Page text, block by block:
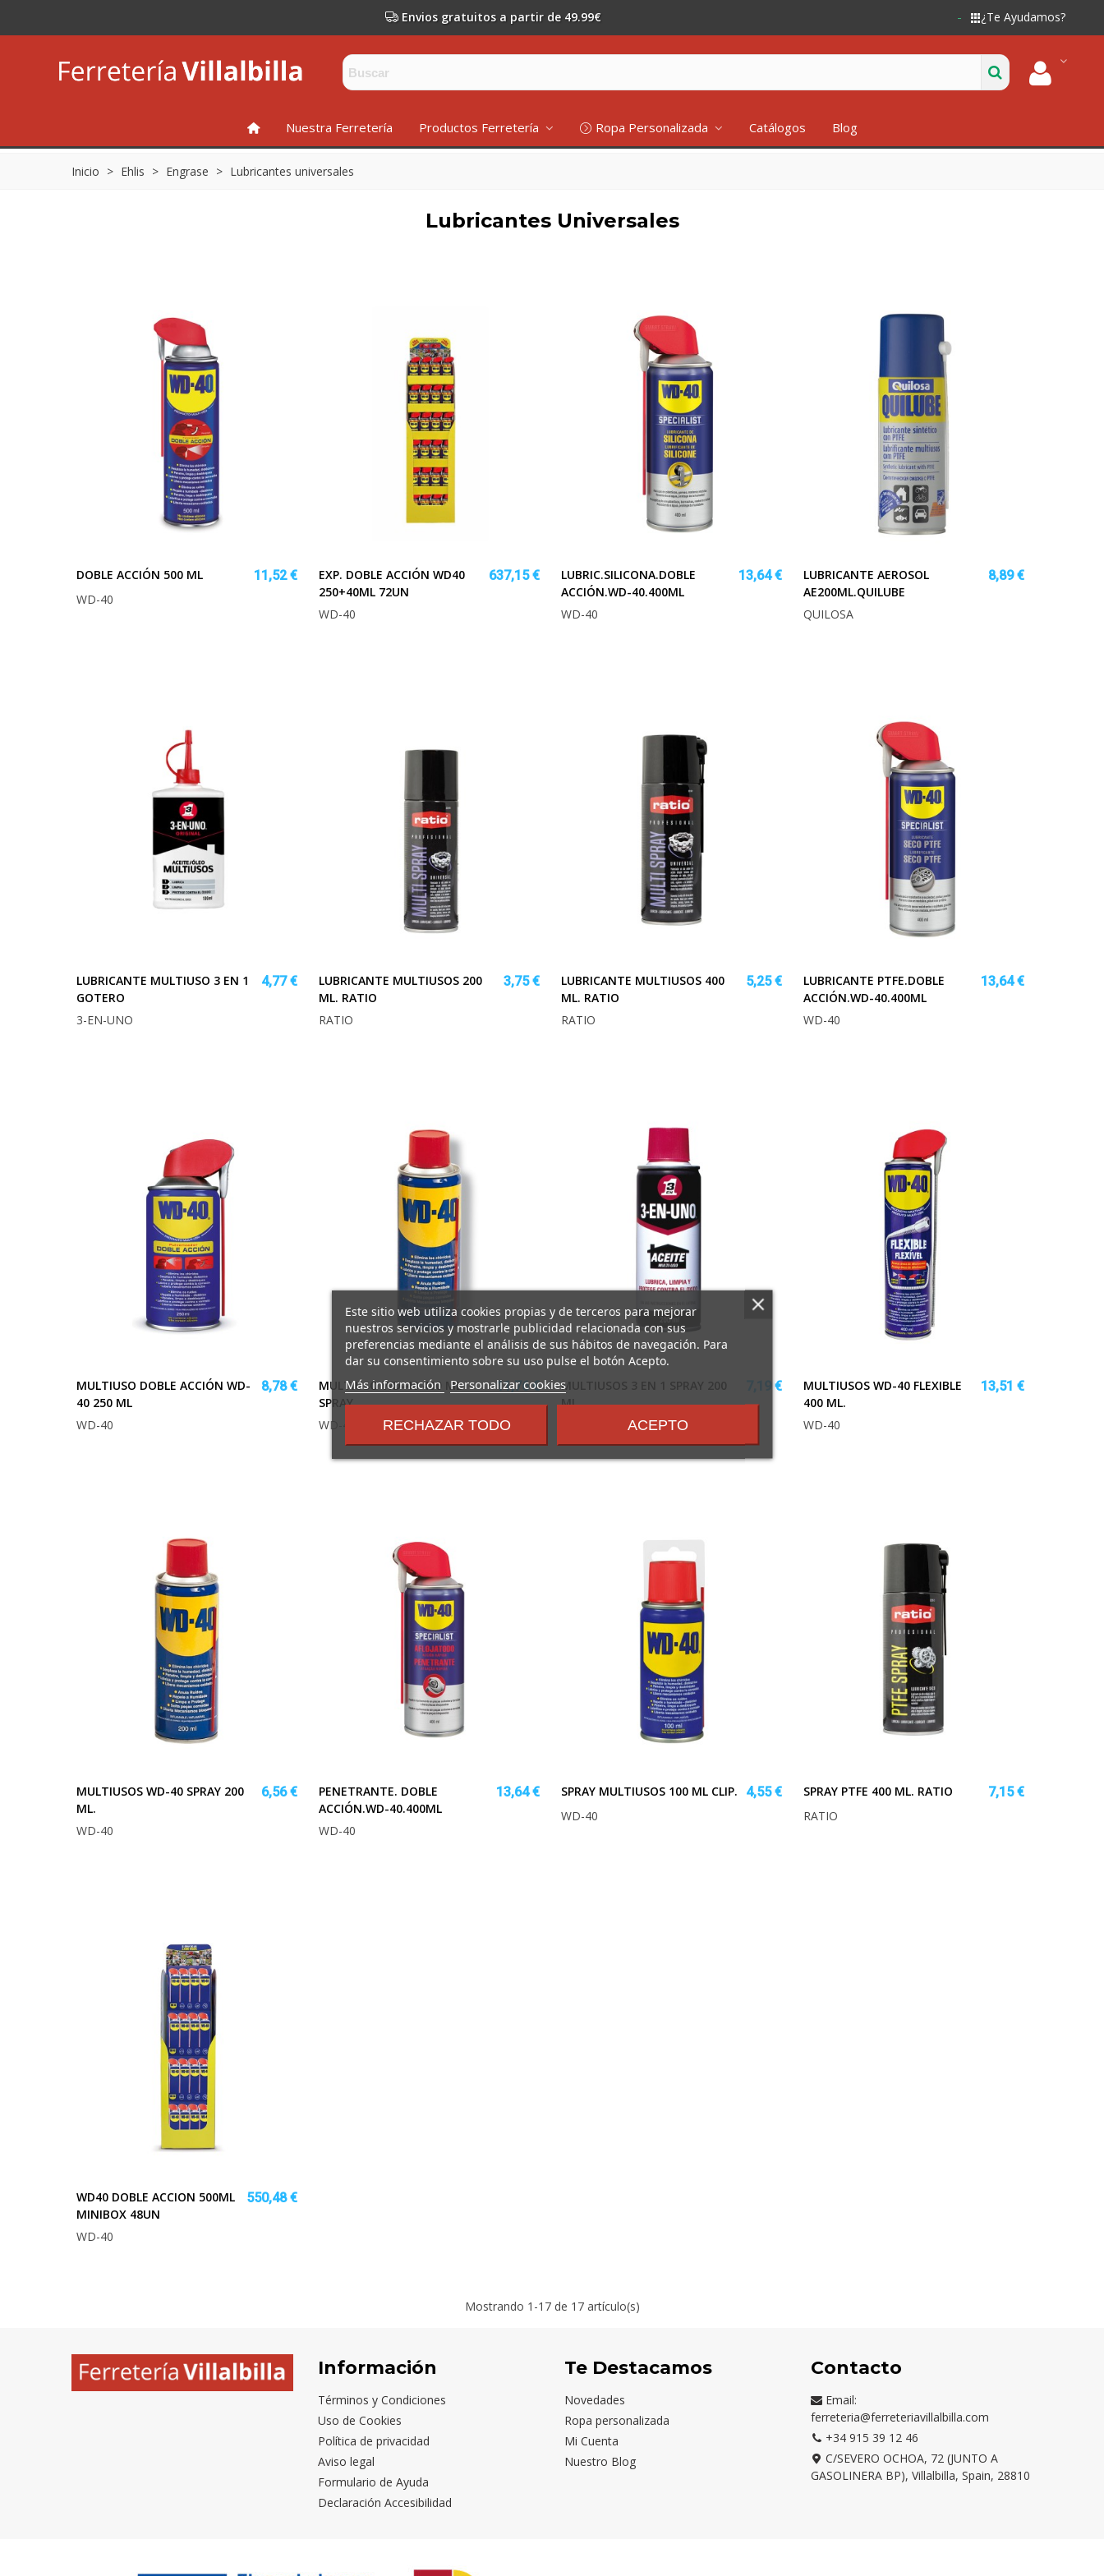
Envios gratuitos a partir de 49.99€ ¿Te Ayudamos?
INICIONuestra Ferretería Productos Ferretería Ropa Personalizada Catálogos Blog
Inicio > Ehlis > Engrase > Lubricantes universales
Lubricantes Universales
DOBLE ACCIÓN 500 ML
11,52 €
WD-40
EXP. DOBLE ACCIÓN WD40
250+40ML 72UN
637,15 €
WD-40
LUBRIC.SILICONA.DOBLE
ACCIÓN.WD-40.400ML
13,64 €
WD-40
LUBRICANTE AEROSOL
AE200ML.QUILUBE
8,89 €
QUILOSA
LUBRICANTE MULTIUSO 3 EN 1
GOTERO
4,77 €
3-EN-UNO
LUBRICANTE MULTIUSOS 200
ML. RATIO
3,75 €
RATIO
LUBRICANTE MULTIUSOS 400
ML. RATIO
5,25 €
RATIO
LUBRICANTE PTFE.DOBLE
ACCIÓN.WD-40.400ML
13,64 €
WD-40
MULTIUSO DOBLE ACCIÓN WD-
40 250 ML
8,78 €
WD-40
MULTIUSO WD-40 400 ML
SPRAY
11,76 €
WD-40
MULTIUSOS 3 EN 1 SPRAY 200
ML.
7,19 €
MULTIUSOS WD-40 FLEXIBLE
400 ML.
13,51 €
WD-40
MULTIUSOS WD-40 SPRAY 200
ML.
6,56 €
WD-40
PENETRANTE. DOBLE
ACCIÓN.WD-40.400ML
13,64 €
WD-40
SPRAY MULTIUSOS 100 ML CLIP.
4,55 €
WD-40
SPRAY PTFE 400 ML. RATIO
7,15 €
RATIO
WD40 DOBLE ACCION 500ML
MINIBOX 48UN
550,48 €
WD-40
Mostrando 1 -17 de 17 artículo(s)
Información
Términos y Condiciones
Uso de Cookies
Política de privacidad
Aviso legal
Formulario de Ayuda
Declaración Accesibilidad
Te Destacamos
Novedades
Ropa personalizada
Mi Cuenta
Nuestro Blog
Contacto
Email:
ferreteria@ferreteriavillalbilla.com
+34 915 39 12 46
C/SEVERO OCHOA, 72 (JUNTO A
GASOLINERA BP), Villalbilla, Spain, 28810
Este sitio web utiliza cookies propias y de terceros para mejorar
nuestros servicios y mostrarle publicidad relacionada con sus
preferencias mediante el análisis de sus hábitos de navegación. Para
dar su consentimiento sobre su uso pulse el botón Acepto.
Más información sobre
y
condiciones
Personalizar cookies
RECHAZAR TODO ACEPTO